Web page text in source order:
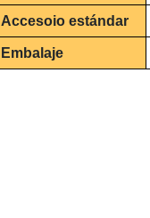
Accesoio estándar
Embalaje